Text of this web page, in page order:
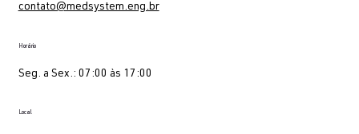
contato@medsystem.eng.br
Horário
Seg. a Sex.: 07:00 às 17:00
Local